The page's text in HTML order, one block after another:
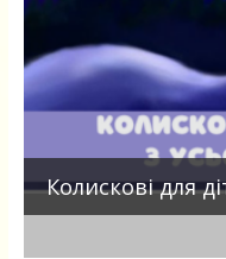
Колискові для